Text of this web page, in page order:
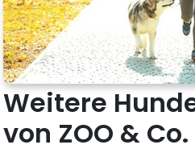
Weitere
von ZOO & Co.